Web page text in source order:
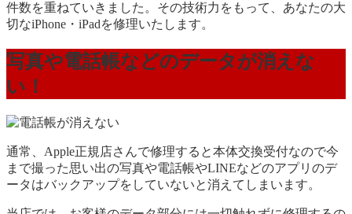
件数を重ねていきました。その技術力をもって、あなたの大
切なiPhone・iPadを修理いたします。
写真や電話帳などのデータが消えな
い！
通常、Apple正規店さんで修理すると本体交換受付なので今
まで撮った思い出の写真や電話帳やLINEなどのアプリのデ
ータはバックアップをしていないと消えてしまいます。